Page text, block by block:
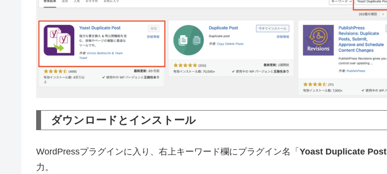
ダウンロードとインストール
WordPressプラグインに入り、右上キーワード欄にプラグイン名「 Yoast Duplicate Post
力。